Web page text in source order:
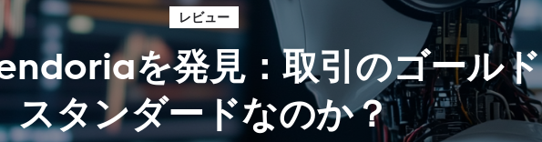
レビュー
を発見：取引のゴールド
スタンダードなのか？